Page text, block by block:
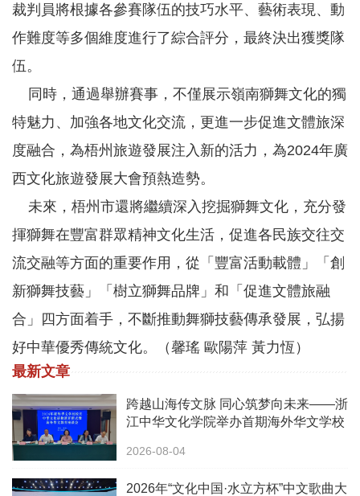
裁判員將根據各參賽隊伍的技巧水平、藝術表現、動
作難度等多個維度進行了綜合評分，最終決出獲獎隊
伍。
同時，通過舉辦賽事，不僅展示嶺南獅舞文化的獨
特魅力、加強各地文化交流，更進一步促進文體旅深
度融合，為梧州旅遊發展注入新的活力，為2024年廣
西文化旅遊發展大會預熱造勢。
未來，梧州市還將繼續深入挖掘獅舞文化，充分發
揮獅舞在豐富群眾精神文化生活，促進各民族交往交
流交融等方面的重要作用，從「豐富活動載體」「創
新獅舞技藝」「樹立獅舞品牌」和「促進文體旅融
合」四方面着手，不斷推動舞獅技藝傳承發展，弘揚
好中華優秀傳統文化。（馨瑤 歐陽萍 黃力恆）
最新文章
跨越山海传文脉 同心筑梦向未来——浙
江中华文化学院举办首期海外华文学校
2026-08-04
2026年“文化中国·水立方杯”中文歌曲大